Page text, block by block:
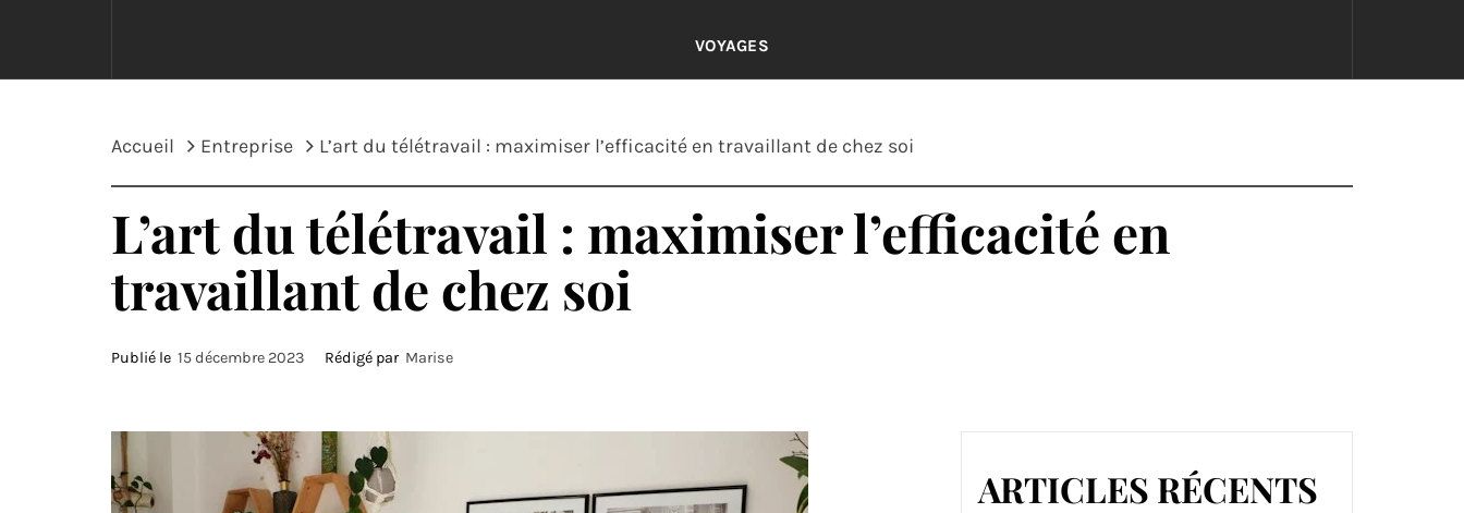
VOYAGES
Accueil Entreprise L’art du télétravail : maximiser l’efficacité en travaillant de chez soi
L’art du télétravail : maximiser l’efficacité en
travaillant de chez soi
Publié le 15 décembre 2023 Rédigé par Marise
ARTICLES RÉCENTS